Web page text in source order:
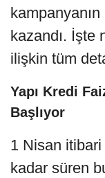
kampanyanın
kazandı. İşte
ilişkin tüm
Yapı Kredi
Başlıyor
1 Nisan
kadar süren